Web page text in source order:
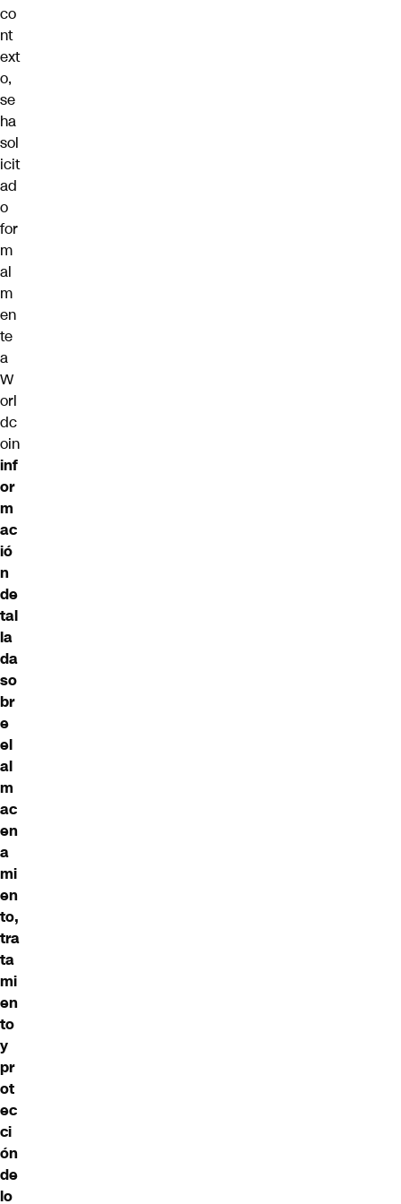
co
nt
ext
o,
se
ha
sol
icit
ad
o
for
m
al
m
en
te
a
W
orl
dc
oin
inf
or
m
ac
ió
n
de
tal
la
da
so
br
e
el
al
m
ac
en
a
mi
en
to,
tra
ta
mi
en
to
y
pr
ot
ec
ci
ón
de
lo